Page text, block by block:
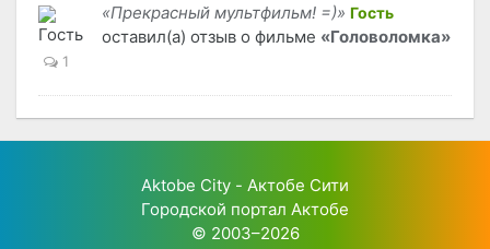
«Прекрасный мультфильм! =)» Гость
оставил(а) отзыв о фильме «Головоломка»
1
Aktobe City - Актобе Сити
Городской портал Актобе
© 2003–2026